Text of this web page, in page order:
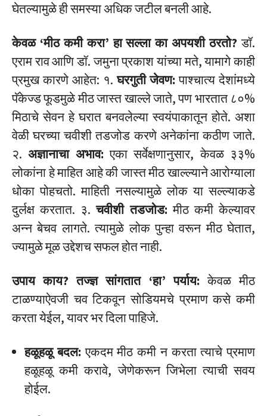
घेतल्यामुळे ही समस्या अधिक जटील बनली आहे.
केवळ ‘मीठ कमी करा’ हा सल्ला का अपयशी ठरतो? डॉ.
एराम राव आणि डॉ. जमुना प्रकाश यांच्या मते, यामागे काही
प्रमुख कारणे आहेत: १.घरगुती जेवण: पाश्चात्य देशांमध्ये
पॅकेज्ड फूडमुळे मीठ जास्त खाल्ले जाते, पण भारतात ८०%
मिठाचे सेवन हे घरात बनवलेल्या स्वयंपाकातून होते. अशा
वेळी घरच्या चवीशी तडजोड करणे अनेकांना कठीण जाते.
२.अज्ञानाचा अभाव: एका सर्वेक्षणानुसार, केवळ ३३%
लोकांना हे माहित आहे की जास्त मीठ खाल्ल्याने आरोग्याला
धोका पोहचतो. माहिती नसल्यामुळे लोक या सल्ल्याकडे
दुर्लक्ष करतात. ३.चवीशी तडजोड: मीठ कमी केल्यावर
अन्न बेचव लागते. त्यामुळे लोक पुन्हा वरून मीठ घेतात,
ज्यामुळे मूळ उद्देशच सफल होत नाही.
उपाय काय? तज्ज्ञ सांगतात ‘हा’ पर्याय: केवळ मीठ
टाळण्याऐवजी चव टिकवून सोडियमचे प्रमाण कसे कमी
करता येईल, यावर भर दिला पाहिजे.
हळूहळू बदल: एकदम मीठ कमी न करता त्याचे प्रमाण
हळूहळू कमी करावे, जेणेकरून जिभेला त्याची सवय
होईल.